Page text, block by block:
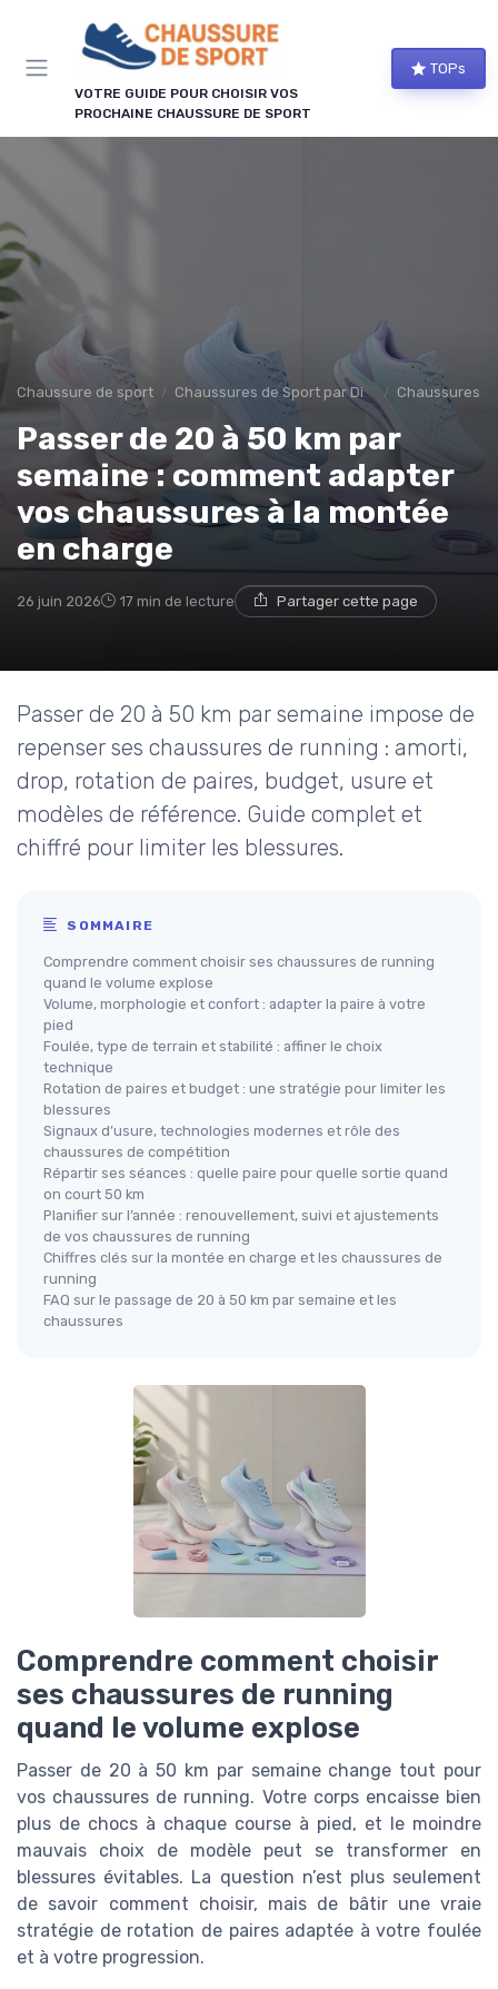
VOTRE GUIDE POUR CHOISIR VOS
PROCHAINE CHAUSSURE DE SPORT
TOPs
Chaussure de sport Chaussures de Sport par Discipline Chaussures
Passer de 20 à 50 km par
semaine : comment adapter
vos chaussures à la montée
en charge
26 juin 2026 17 min de lecture Partager cette page
Passer de 20 à 50 km par semaine impose de
repenser ses chaussures de running : amorti,
drop, rotation de paires, budget, usure et
modèles de référence. Guide complet et
chiffré pour limiter les blessures.
SOMMAIRE
Comprendre comment choisir ses chaussures de running
quand le volume explose
Volume, morphologie et confort : adapter la paire à votre
pied
Foulée, type de terrain et stabilité : affiner le choix
technique
Rotation de paires et budget : une stratégie pour limiter les
blessures
Signaux d’usure, technologies modernes et rôle des
chaussures de compétition
Répartir ses séances : quelle paire pour quelle sortie quand
on court 50 km
Planifier sur l’année : renouvellement, suivi et ajustements
de vos chaussures de running
Chiffres clés sur la montée en charge et les chaussures de
running
FAQ sur le passage de 20 à 50 km par semaine et les
chaussures
Comprendre comment choisir
ses chaussures de running
quand le volume explose
Passer de 20 à 50 km par semaine change tout pour
vos chaussures de running. Votre corps encaisse bien
plus de chocs à chaque course à pied, et le moindre
mauvais choix de modèle peut se transformer en
blessures évitables. La question n’est plus seulement
de savoir comment choisir, mais de bâtir une vraie
stratégie de rotation de paires adaptée à votre foulée
et à votre progression.